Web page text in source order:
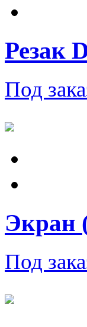
Резак
Под
Экран
Под